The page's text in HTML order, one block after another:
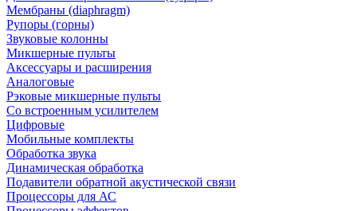
Мембраны (diaphragm)
Рупоры (горны)
Звуковые колонны
Микшерные пульты
Аксессуары и расширения
Аналоговые
Рэковые микшерные пульты
Со встроенным усилителем
Цифровые
Мобильные комплекты
Обработка звука
Динамическая обработка
Подавители обратной акустической связи
Процессоры для АС